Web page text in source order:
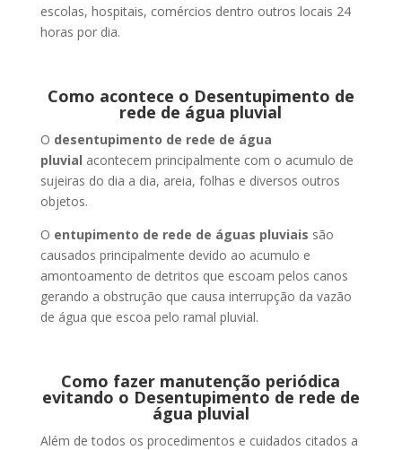
escolas, hospitais, comércios dentro outros locais 24
horas por dia.
Como acontece o Desentupimento de
rede de água pluvial
O desentupimento de rede de água
pluvial acontecem principalmente com o acumulo de
sujeiras do dia a dia, areia, folhas e diversos outros
objetos.
O entupimento de rede de águas pluviais são
causados principalmente devido ao acumulo e
amontoamento de detritos que escoam pelos canos
gerando a obstrução que causa interrupção da vazão
de água que escoa pelo ramal pluvial.
Como fazer manutenção periódica
evitando o Desentupimento de rede de
água pluvial
Além de todos os procedimentos e cuidados citados a